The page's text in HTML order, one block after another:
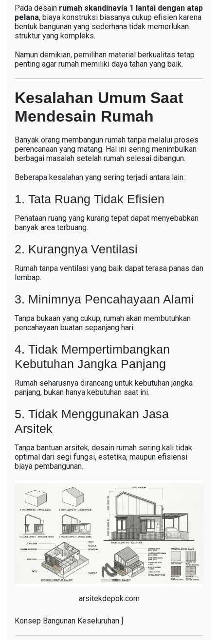
Pada desain rumah skandinavia 1 lantai dengan atap
pelana, biaya konstruksi biasanya cukup efisien karena
bentuk bangunan yang sederhana tidak memerlukan
struktur yang kompleks.
Namun demikian, pemilihan material berkualitas tetap
penting agar rumah memiliki daya tahan yang baik.
Kesalahan Umum Saat
Mendesain Rumah
Banyak orang membangun rumah tanpa melalui proses
perencanaan yang matang. Hal ini sering menimbulkan
berbagai masalah setelah rumah selesai dibangun.
Beberapa kesalahan yang sering terjadi antara lain:
1. Tata Ruang Tidak Efisien
Penataan ruang yang kurang tepat dapat menyebabkan
banyak area terbuang.
2. Kurangnya Ventilasi
Rumah tanpa ventilasi yang baik dapat terasa panas dan
lembap.
3. Minimnya Pencahayaan Alami
Tanpa bukaan yang cukup, rumah akan membutuhkan
pencahayaan buatan sepanjang hari.
4. Tidak Mempertimbangkan
Kebutuhan Jangka Panjang
Rumah seharusnya dirancang untuk kebutuhan jangka
panjang, bukan hanya kebutuhan saat ini.
5. Tidak Menggunakan Jasa
Arsitek
Tanpa bantuan arsitek, desain rumah sering kali tidak
optimal dari segi fungsi, estetika, maupun efisiensi
biaya pembangunan.
arsitekdepok.com
Konsep Bangunan Keseluruhan ]